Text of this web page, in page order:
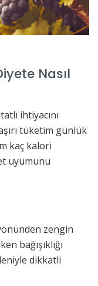
Nasıl
ihtiyacını
tüketim günlük
kaç kalori
uyumunu
zengin
bağışıklığı
dikkatli